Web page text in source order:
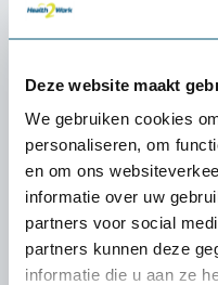
Deze website maakt
We gebruiken cookies
personaliseren, om
en om ons
informatie over uw
partners voor social
partners kunnen deze
informatie die u aan ze
Is de sling veilig voor
Produits